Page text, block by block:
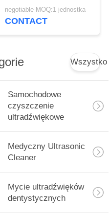
turbosprężarki /
elementu lotniczego
negotiable MOQ:1 jednostka
CONTACT
Wszystko
Samochodowe
czyszczenie
ultradźwiękowe
Medyczny Ultrasonic
Cleaner
Mycie ultradźwięków
dentystycznych